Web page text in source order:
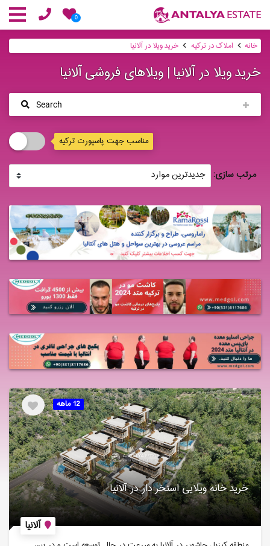
0
خانه املاک در ترکیه خرید ویلا در آلانیا
خرید ویلا در آلانیا | ویلاهای فروشی آلانیا
Search
مناسب جهت پاسپورت ترکیه
مرتب سازی:
12 ماهه
خرید خانه ویلایی استخر دار در آلانیا
آلانیا